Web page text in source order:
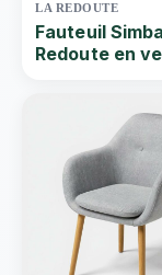
LA REDOUTE
Fauteuil
Redoute en